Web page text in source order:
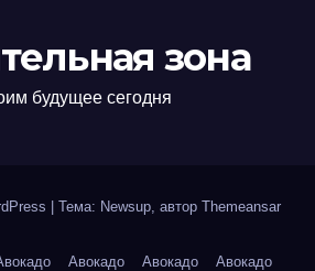
зона
будущее сегодня
Тема: Newsup, автор Themeansar
Авокадо Авокадо Авокадо